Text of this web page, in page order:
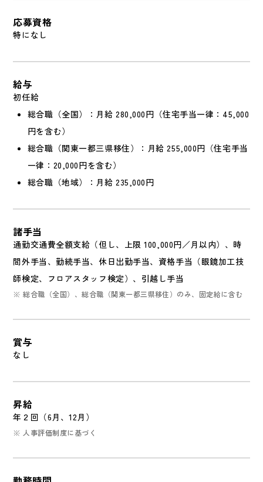
応募資格
特になし
給与
初任給
総合職（全国）：月給 280,000円（住宅手当一律：45,000
円を含む）
総合職（関東一都三県移住）：月給 255,000円（住宅手当
一律：20,000円を含む）
総合職（地域）：月給 235,000円
諸手当
通勤交通費全額支給（但し、上限 100,000円／月以内）、 時
間外手当、勤続手当、休日出勤手当、資格手当（眼鏡加工技
師検定、フロアスタッフ検定）、引越し手当
※ 総合職（全国）、総合職（関東一都三県移住）のみ、固定給に含む
賞与
なし
昇給
年２回（6月、12月）
※ 人事評価制度に基づく